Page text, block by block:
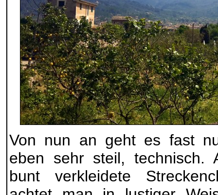
Von nun an geht es fast
eben sehr steil, technisch.
bunt verkleidete